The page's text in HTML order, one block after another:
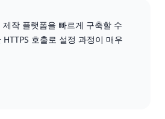
작 플랫폼을 빠르게 구축할 수
호출로 설정 과정이 매우